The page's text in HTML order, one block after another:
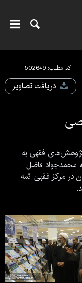
کد مطلب: 502649
دریافت تصاویر
فقهی به
محمدجواد فاضل
در مرکز فقهی ائمه